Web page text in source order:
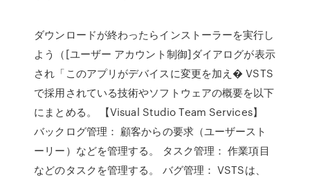
ダウンロードが終わったらインストーラーを実行し
よう（[ユーザー アカウント制御]ダイアログが表示
され「このアプリがデバイスに変更を加え� VSTS
で採用されている技術やソフトウェアの概要を以下
にまとめる。 【Visual Studio Team Services】
バックログ管理： 顧客からの要求（ユーザースト
ーリー）などを管理する。 タスク管理： 作業項目
などのタスクを管理する。 バグ管理： VSTSは、